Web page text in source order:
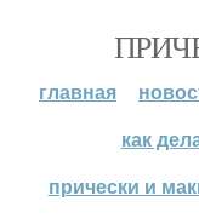
главная
как
прически и